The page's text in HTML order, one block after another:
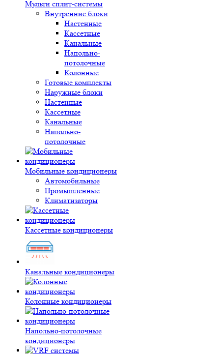
Мульти сплит-системы
Внутренние блоки
Настенные
Кассетные
Канальные
Напольно-
потолочные
Колонные
Готовые комплекты
Наружные блоки
Настенные
Кассетные
Канальные
Напольно-
потолочные
Мобильные кондиционеры
Автомобильные
Промышленные
Климатизаторы
Кассетные кондиционеры
Канальные кондиционеры
Колонные кондиционеры
Напольно-потолочные
кондиционеры